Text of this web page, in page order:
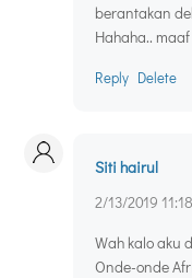
berantakan
Hahaha..
Reply Delete
Siti hairul
2/13/2019
Wah kalo aku
Onde-onde